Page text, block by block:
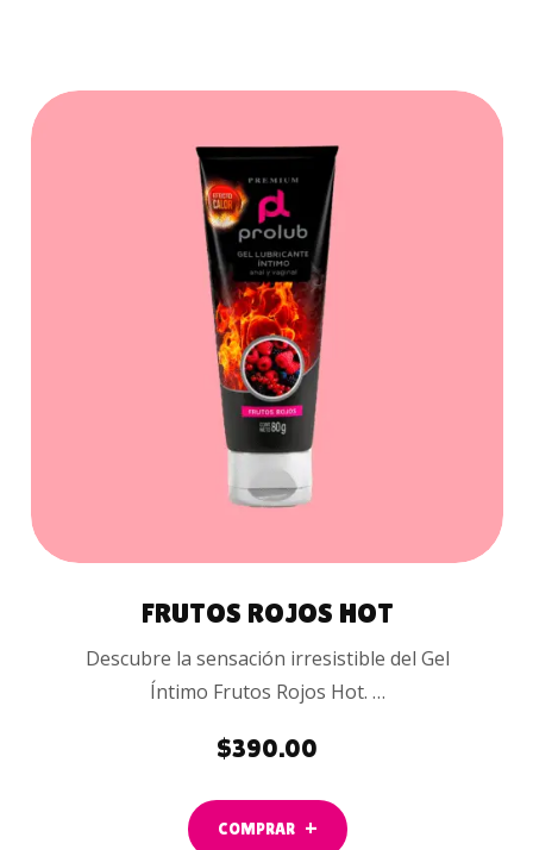
COMPRAR
FRUTOS ROJOS HOT
Descubre la sensación irresistible del Gel
Íntimo Frutos Rojos Hot. …
$390.00
COMPRAR